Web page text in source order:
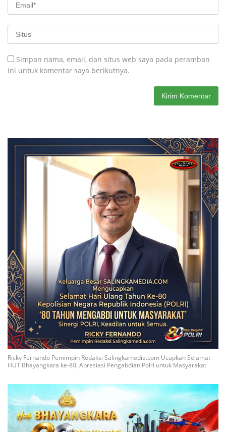
Simpan nama, email, dan situs web saya pada peramban
ini untuk komentar saya berikutnya.
Ricky Fernando Pemimpin Redaksi Salingkamedia.com Ucapkan Selamat
HUT Bhayangkara ke-80, Apresiasi Pengabdian Polri untuk Masyarakat